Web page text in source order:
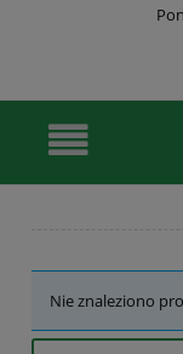
Nie znaleziono